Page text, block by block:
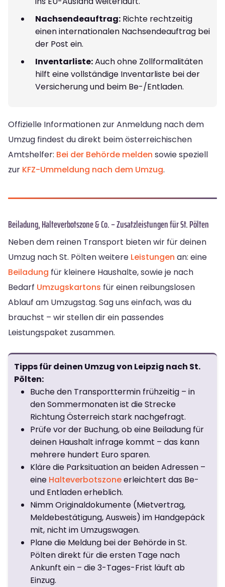
Nachsendeauftrag: Richte rechtzeitig
einen internationalen Nachsendeauftrag bei
der Post ein.
Inventarliste:Auch ohne Zollformalitäten
hilft eine vollständige Inventarliste bei der
Versicherung und beim Be-/Entladen.
Offizielle Informationen zur Anmeldung nach dem
Umzug findest du direkt beim österreichischen
Amtshelfer: Bei der Behörde melden sowie speziell
zur KFZ-Ummeldung nach dem Umzug.
Beiladung, Halteverbotszone & Co. – Zusatzleistungen für St. Pölten
Neben dem reinen Transport bieten wir für deinen
Umzug nach St. Pölten weitere Leistungen an: eine
Beiladung für kleinere Haushalte, sowie je nach
Bedarf Umzugskartons für einen reibungslosen
Ablauf am Umzugstag. Sag uns einfach, was du
brauchst – wir stellen dir ein passendes
Leistungspaket zusammen.
Tipps für deinen Umzug von Leipzig nach St.
Pölten:
Buche den Transporttermin frühzeitig – in
den Sommermonaten ist die Strecke
Richtung Österreich stark nachgefragt.
Prüfe vor der Buchung, ob eine Beiladung für
deinen Haushalt infrage kommt – das kann
mehrere hundert Euro sparen.
Kläre die Parksituation an beiden Adressen –
eine Halteverbotszoneerleichtert das Be-
und Entladen erheblich.
Nimm Originaldokumente (Mietvertrag,
Meldebestätigung, Ausweis) im Handgepäck
mit, nicht im Umzugswagen.
Plane die Meldung bei der Behörde in St.
Pölten direkt für die ersten Tage nach
Ankunft ein – die 3-Tages-Frist läuft ab
Einzug.